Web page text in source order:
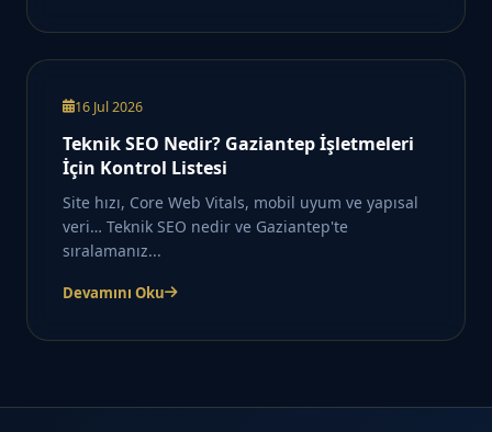
16 Jul 2026
Teknik SEO Nedir? Gaziantep İşletmeleri
İçin Kontrol Listesi
Site hızı, Core Web Vitals, mobil uyum ve yapısal
veri… Teknik SEO nedir ve Gaziantep'te
sıralamanız...
Devamını Oku